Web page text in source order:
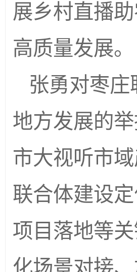
展乡村直播
高质量发展。
张勇对枣
地方发展的
市大视听市
联合体建设
项目落地等